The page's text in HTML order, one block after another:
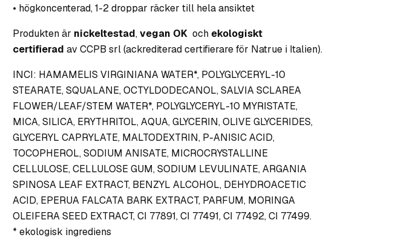
• högkoncenterad, 1-2 droppar räcker till hela ansiktet
Produkten är nickeltestad,vegan OK och ekologiskt
certifierad av CCPB srl (ackrediterad certifierare för Natrue i Italien).
INCI: HAMAMELIS VIRGINIANA WATER*, POLYGLYCERYL-10
STEARATE, SQUALANE, OCTYLDODECANOL, SALVIA SCLAREA
FLOWER/LEAF/STEM WATER*, POLYGLYCERYL-10 MYRISTATE,
MICA, SILICA, ERYTHRITOL, AQUA, GLYCERIN, OLIVE GLYCERIDES,
GLYCERYL CAPRYLATE, MALTODEXTRIN, P-ANISIC ACID,
TOCOPHEROL, SODIUM ANISATE, MICROCRYSTALLINE
CELLULOSE, CELLULOSE GUM, SODIUM LEVULINATE, ARGANIA
SPINOSA LEAF EXTRACT, BENZYL ALCOHOL, DEHYDROACETIC
ACID, EPERUA FALCATA BARK EXTRACT, PARFUM, MORINGA
OLEIFERA SEED EXTRACT, CI 77891, CI 77491, CI 77492, CI 77499.
* ekologisk ingrediens